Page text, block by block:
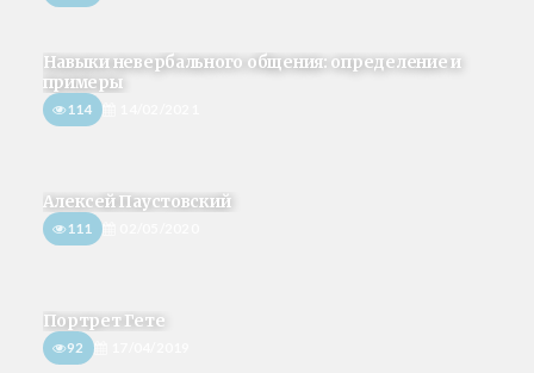
Навыки невербального общения: определение и
примеры
114
Алексей Паустовский
111
Портрет Гете
92